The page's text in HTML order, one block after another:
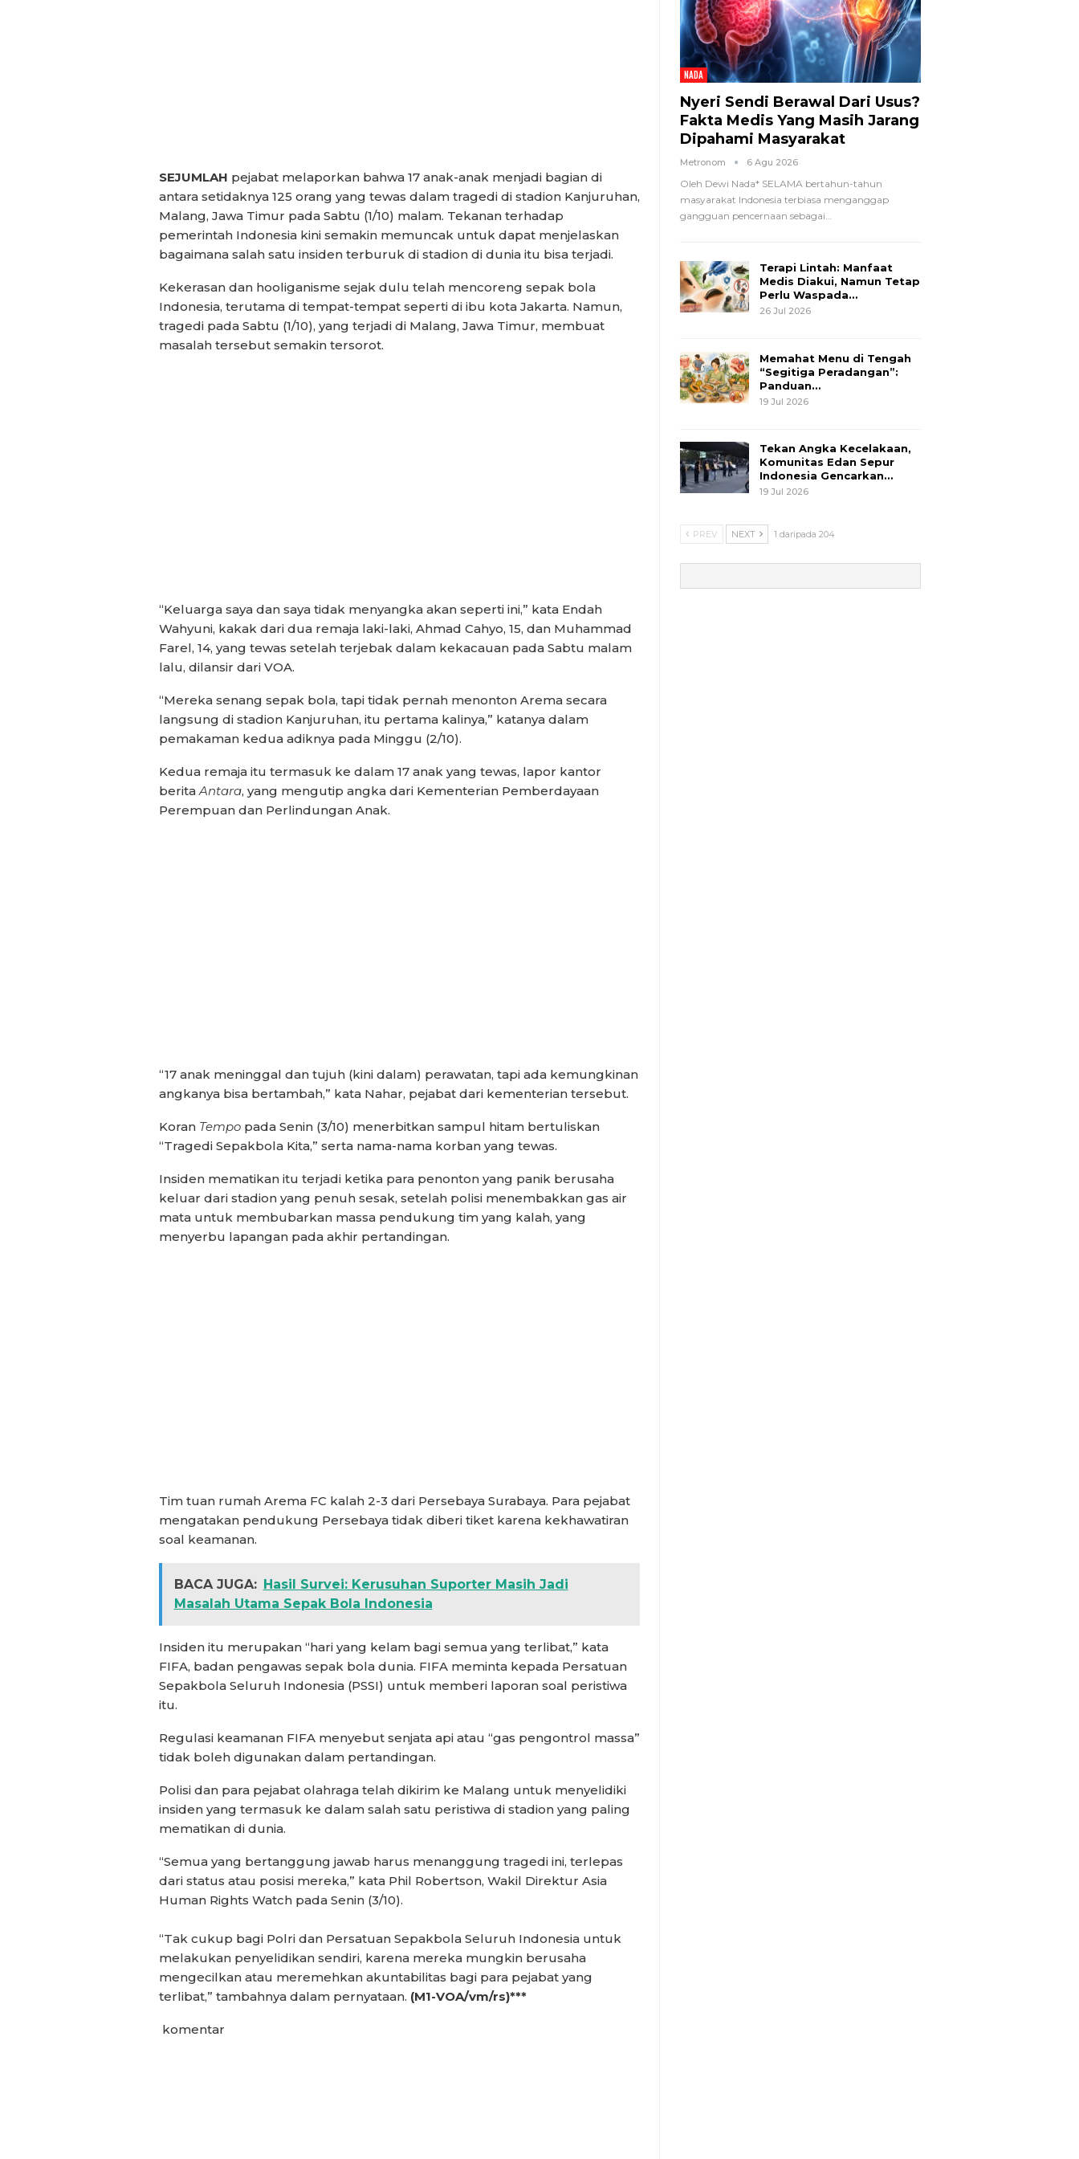
SEJUMLAH pejabat melaporkan bahwa 17 anak-anak menjadi bagian di
antara setidaknya 125 orang yang tewas dalam tragedi di stadion Kanjuruhan,
Malang, Jawa Timur pada Sabtu (1/10) malam. Tekanan terhadap
pemerintah Indonesia kini semakin memuncak untuk dapat menjelaskan
bagaimana salah satu insiden terburuk di stadion di dunia itu bisa terjadi.
Kekerasan dan hooliganisme sejak dulu telah mencoreng sepak bola
Indonesia, terutama di tempat-tempat seperti di ibu kota Jakarta. Namun,
tragedi pada Sabtu (1/10), yang terjadi di Malang, Jawa Timur, membuat
masalah tersebut semakin tersorot.
“Keluarga saya dan saya tidak menyangka akan seperti ini,” kata Endah
Wahyuni, kakak dari dua remaja laki-laki, Ahmad Cahyo, 15, dan Muhammad
Farel, 14, yang tewas setelah terjebak dalam kekacauan pada Sabtu malam
lalu, dilansir dari VOA.
“Mereka senang sepak bola, tapi tidak pernah menonton Arema secara
langsung di stadion Kanjuruhan, itu pertama kalinya,” katanya dalam
pemakaman kedua adiknya pada Minggu (2/10).
Kedua remaja itu termasuk ke dalam 17 anak yang tewas, lapor kantor
beritaAntara, yang mengutip angka dari Kementerian Pemberdayaan
Perempuan dan Perlindungan Anak.
“17 anak meninggal dan tujuh (kini dalam) perawatan, tapi ada kemungkinan
angkanya bisa bertambah,” kata Nahar, pejabat dari kementerian tersebut.
Koran Tempopada Senin (3/10) menerbitkan sampul hitam bertuliskan
“Tragedi Sepakbola Kita,” serta nama-nama korban yang tewas.
Insiden mematikan itu terjadi ketika para penonton yang panik berusaha
keluar dari stadion yang penuh sesak, setelah polisi menembakkan gas air
mata untuk membubarkan massa pendukung tim yang kalah, yang
menyerbu lapangan pada akhir pertandingan.
Tim tuan rumah Arema FC kalah 2-3 dari Persebaya Surabaya. Para pejabat
mengatakan pendukung Persebaya tidak diberi tiket karena kekhawatiran
soal keamanan.
BACA JUGA: Hasil Survei: Kerusuhan Suporter Masih Jadi
Masalah Utama Sepak Bola Indonesia
Insiden itu merupakan “hari yang kelam bagi semua yang terlibat,” kata
FIFA, badan pengawas sepak bola dunia. FIFA meminta kepada Persatuan
Sepakbola Seluruh Indonesia (PSSI) untuk memberi laporan soal peristiwa
itu.
Regulasi keamanan FIFA menyebut senjata api atau “gas pengontrol massa”
tidak boleh digunakan dalam pertandingan.
Polisi dan para pejabat olahraga telah dikirim ke Malang untuk menyelidiki
insiden yang termasuk ke dalam salah satu peristiwa di stadion yang paling
mematikan di dunia.
“Semua yang bertanggung jawab harus menanggung tragedi ini, terlepas
dari status atau posisi mereka,” kata Phil Robertson, Wakil Direktur Asia
Human Rights Watch pada Senin (3/10).
“Tak cukup bagi Polri dan Persatuan Sepakbola Seluruh Indonesia untuk
melakukan penyelidikan sendiri, karena mereka mungkin berusaha
mengecilkan atau meremehkan akuntabilitas bagi para pejabat yang
terlibat,” tambahnya dalam pernyataan. (M1-VOA/vm/rs)***
komentar
NADA
Nyeri Sendi Berawal Dari Usus?
Fakta Medis Yang Masih Jarang
Dipahami Masyarakat
Metronom 6 Agu 2026
Oleh Dewi Nada* SELAMA bertahun-tahun
masyarakat Indonesia terbiasa menganggap
gangguan pencernaan sebagai…
Terapi Lintah: Manfaat
Medis Diakui, Namun Tetap
Perlu Waspada…
26 Jul 2026
Memahat Menu di Tengah
“Segitiga Peradangan”:
Panduan…
19 Jul 2026
Tekan Angka Kecelakaan,
Komunitas Edan Sepur
Indonesia Gencarkan…
19 Jul 2026
PREV NEXT 1 daripada 204